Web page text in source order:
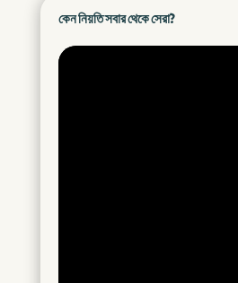
কেন নিয়তি সবার থেকে সেরা?